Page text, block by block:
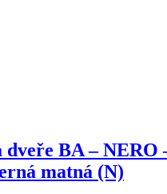
BA – NERO
matná (N)